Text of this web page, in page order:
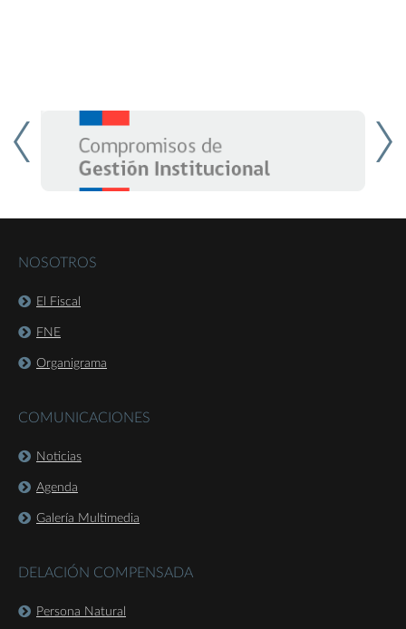
NOSOTROS
El Fiscal
FNE
Organigrama
COMUNICACIONES
Noticias
Agenda
Galería Multimedia
DELACIÓN COMPENSADA
Persona Natural